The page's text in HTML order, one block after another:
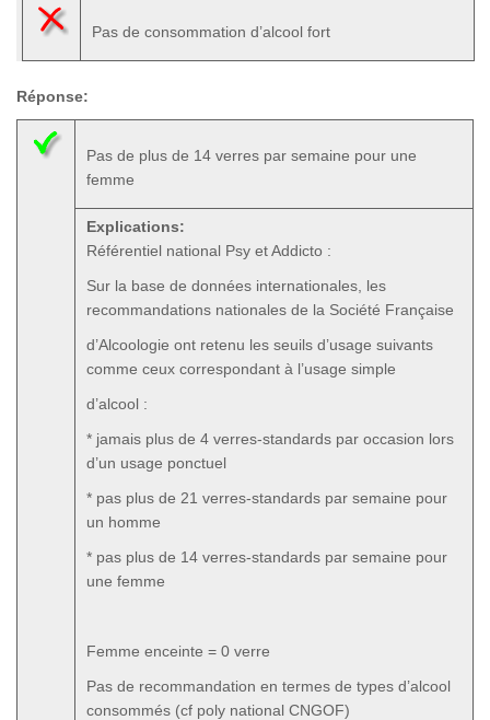
Pas de consommation d’alcool fort
Réponse:
Pas de plus de 14 verres par semaine pour une
femme
Explications:
Référentiel national Psy et Addicto :
Sur la base de données internationales, les
recommandations nationales de la Société Française
d’Alcoologie ont retenu les seuils d’usage suivants
comme ceux correspondant à l’usage simple
d’alcool :
* jamais plus de 4 verres-standards par occasion lors
d’un usage ponctuel
* pas plus de 21 verres-standards par semaine pour
un homme
* pas plus de 14 verres-standards par semaine pour
une femme
Femme enceinte = 0 verre
Pas de recommandation en termes de types d’alcool
consommés (cf poly national CNGOF)